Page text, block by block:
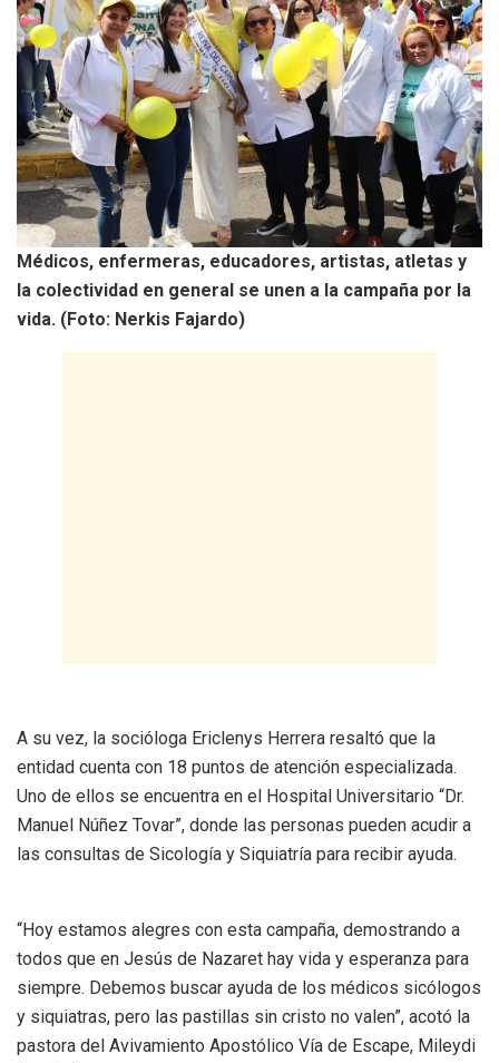
Médicos, enfermeras, educadores, artistas, atletas y
la colectividad en general se unen a la campaña por la
vida. (Foto: Nerkis Fajardo)
A su vez, la socióloga Ericlenys Herrera resaltó que la
entidad cuenta con 18 puntos de atención especializada.
Uno de ellos se encuentra en el Hospital Universitario “Dr.
Manuel Núñez Tovar”, donde las personas pueden acudir a
las consultas de Sicología y Siquiatría para recibir ayuda.
“Hoy estamos alegres con esta campaña, demostrando a
todos que en Jesús de Nazaret hay vida y esperanza para
siempre. Debemos buscar ayuda de los médicos sicólogos
y siquiatras, pero las pastillas sin cristo no valen”, acotó la
pastora del Avivamiento Apostólico Vía de Escape, Mileydi